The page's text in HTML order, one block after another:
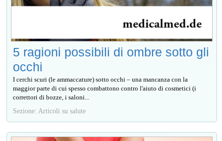
5 ragioni possibili di ombre sotto gli
occhi
I cerchi scuri (le ammaccature) sotto occhi – una mancanza con la
maggior parte di cui spesso combattono contro l'aiuto di cosmetici (i
correttori di bozze, i saloni...
Sezione: Articoli su salute